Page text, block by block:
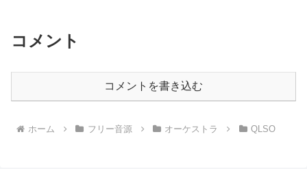
コメント
コメントを書き込む
ホーム フリー音源 オーケストラ QLSO